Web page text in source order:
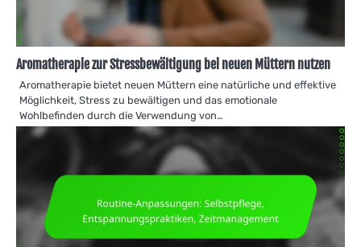
Aromatherapie zur Stressbewältigung bei neuen Müttern nutzen
Aromatherapie bietet neuen Müttern eine natürliche und effektive
Möglichkeit, Stress zu bewältigen und das emotionale
Wohlbefinden durch die Verwendung von…